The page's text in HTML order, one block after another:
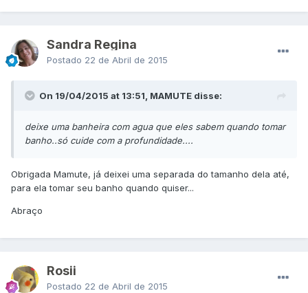
Sandra Regina
Postado 22 de Abril de 2015
On 19/04/2015 at 13:51, MAMUTE disse:
deixe uma banheira com agua que eles sabem quando tomar
banho..só cuide com a profundidade....
​Obrigada Mamute, já deixei uma separada do tamanho dela até,
para ela tomar seu banho quando quiser...
Abraço
Rosii
Postado 22 de Abril de 2015